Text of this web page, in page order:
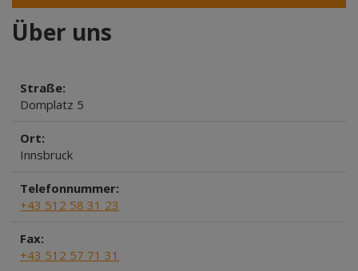
Über uns
Straße:
Domplatz 5
Ort:
Innsbruck
Telefonnummer:
+43 512 58 31 23
Fax:
+43 512 57 71 31